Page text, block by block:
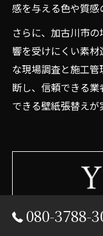
感を与える色や質感
さらに、加古川市
響を受けにくい素
な現場調査と施工
断し、信頼できる
できる壁紙張替えが
壁紙リフォームと
庫でニーズに合わ
080-3788-